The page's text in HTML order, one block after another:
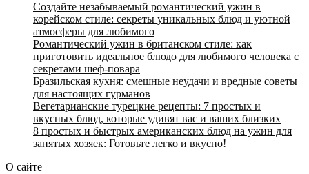
Создайте незабываемый романтический ужин в
корейском стиле: секреты уникальных блюд и уютной
атмосферы для любимого
Романтический ужин в британском стиле: как
приготовить идеальное блюдо для любимого человека с
секретами шеф-повара
Бразильская кухня: смешные неудачи и вредные советы
для настоящих гурманов
Вегетарианские турецкие рецепты: 7 простых и
вкусных блюд, которые удивят вас и ваших близких
8 простых и быстрых американских блюд на ужин для
занятых хозяек: Готовьте легко и вкусно!
О сайте